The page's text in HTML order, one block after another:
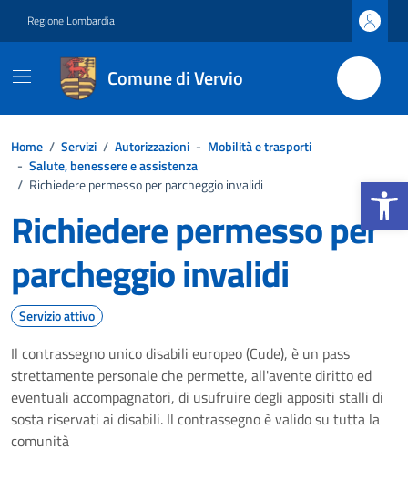
Apri la
Regione Lombardia
Comune di Vervio
Home / Servizi / Autorizzazioni - Mobilità e trasporti
- Salute, benessere e assistenza
/ Richiedere permesso per parcheggio invalidi
Richiedere permesso per
parcheggio invalidi
Servizio attivo
Il contrassegno unico disabili europeo (Cude), è un pass
strettamente personale che permette, all'avente diritto ed
eventuali accompagnatori, di usufruire degli appositi stalli di
sosta riservati ai disabili. Il contrassegno è valido su tutta la
comunità